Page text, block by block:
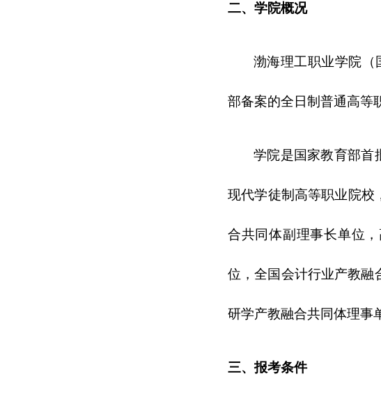
二、学院概况
渤海理工职业学院（
部备案的全日制普通高等
学院是国家教育部首
现代学徒制高等职业院校
合共同体副理事长单位
位，全国会计行业产教融
研学产教融合共同体理事
三、报考条件